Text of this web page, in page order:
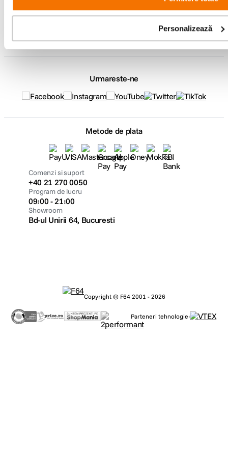
Personalizează
Service si garantii
F64 Studio
Urmareste-ne
Metode de plata
Comenzi si suport
+40 21 270 0050
Program de lucru
09:00 - 21:00
Showroom
Bd-ul Unirii 64, Bucuresti
Copyright © F64 2001 - 2026
Parteneri tehnologie: